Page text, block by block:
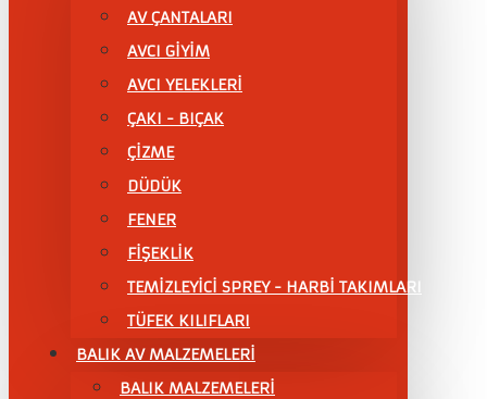
AV ÇANTALARI
AVCI GİYİM
AVCI YELEKLERİ
ÇAKI - BIÇAK
ÇİZME
DÜDÜK
FENER
FİŞEKLİK
TEMİZLEYİCİ SPREY - HARBİ TAKIMLARI
TÜFEK KILIFLARI
BALIK AV MALZEMELERİ
BALIK MALZEMELERİ